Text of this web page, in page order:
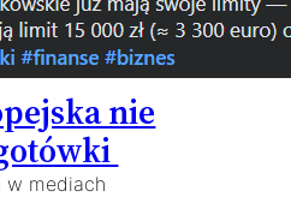
nie
w mediach